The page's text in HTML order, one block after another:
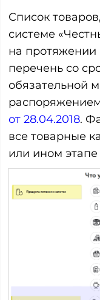
Список
системе
на протяжении
перечень со
обязательной
от 28.04.2018.
все товарные
или ином